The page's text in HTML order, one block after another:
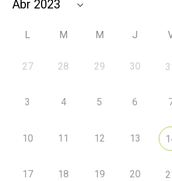
L M M J
27 28 29 30
3 4 5 6
10 11 12 13
17 18 19 20